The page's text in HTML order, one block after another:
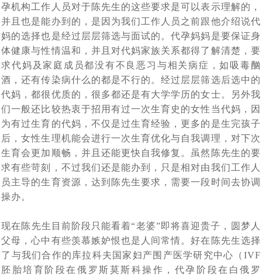
孕机构工作人员对于陈先生的这些要求是可以表示理解的，
并且也是能办到的，是因为我们工作人员之前跟他介绍说代
妈的选择也是经过层层筛选与面试的。代孕妈妈是要保证身
体健康与性情温和，并且对代妈家族关系都得了解清楚，要
求代妈及家庭成员都没有不良恶习与相关病症，如吸毒酗
酒，还有传染病什么的都是不行的。经过层层筛选后选中的
代妈，都很优质的，很多都还是有大学学历的女士。另外我
们一般还比较热衷于招用有过一次生育史的女性当代妈，因
为有过生育的代妈，不仅是过生育经验，更多的是生完孩子
后，女性生理机能会进行一次生育优化与自我调理，对下次
生育会更加顺畅，并且还能更快自我修复。虽然陈先生的要
求有些苛刻，不过我们还是能办到，只是相对由我们工作人
员主导的生育资源，达到陈先生要求，需要一段时间去协调
操办。
现在陈先生目前阶段只能看着“老婆”即将喜迎贵子，圆梦人
父母，心中有些羡慕嫉妒恨也是人间常情。好在陈先生选择
了与我们合作的库拉科夫国家妇产围产医学研究中心（IVF
胚胎培育阶段在俄罗斯莫斯科操作，代孕阶段在白俄罗